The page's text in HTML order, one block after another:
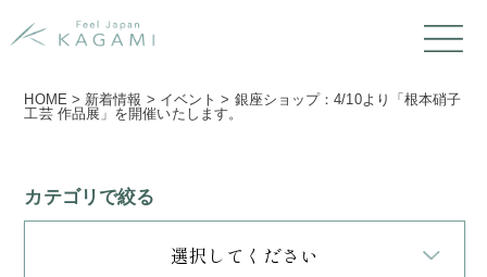
HOME > 新着情報 > イベント > 銀座ショップ：4/10より「根本硝子
工芸 作品展」を開催いたします。
カテゴリで絞る
選択してください